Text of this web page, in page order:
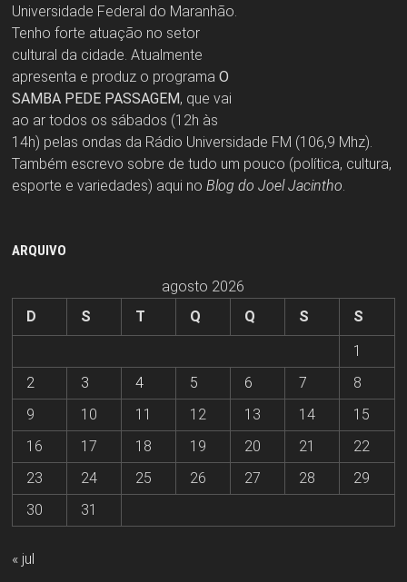
Universidade Federal do Maranhão.
Tenho forte atuação no setor
cultural da cidade. Atualmente
apresenta e produz o programa O
SAMBA PEDE PASSAGEM, que vai
ao ar todos os sábados (12h às
14h) pelas ondas da Rádio Universidade FM (106,9 Mhz).
Também escrevo sobre de tudo um pouco (política, cultura,
esporte e variedades) aqui no Blog do Joel Jacintho.
ARQUIVO
agosto 2026
D
S T Q Q S
S
1
2
3 4 5 6 7
8
9
10 11 12 13 14
15
16
17 18 19 20 21
22
23
24 25 26 27 28
29
30
31
« jul